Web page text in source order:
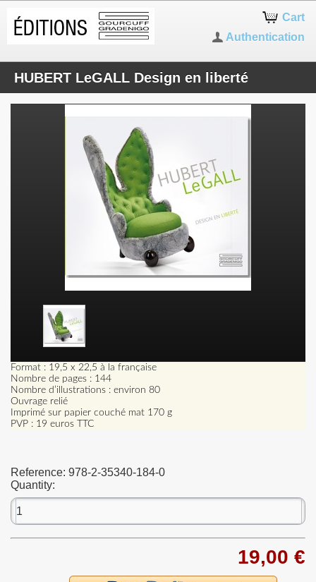
Cart
Authentication
HUBERT LeGALL Design en liberté
Format : 19,5 x 22,5 à la française
Nombre de pages : 144
Nombre d’illustrations : environ 80
Ouvrage relié
Imprimé sur papier couché mat 170 g
PVP : 19 euros TTC
Reference: 978-2-35340-184-0
Quantity:
19,00 €